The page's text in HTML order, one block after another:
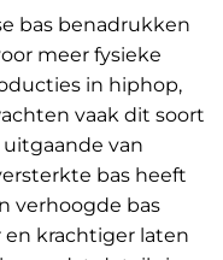
bas benadrukken
meer fysieke
in hiphop,
vaak dit soort
van
bas heeft
verhoogde bas
krachtiger laten